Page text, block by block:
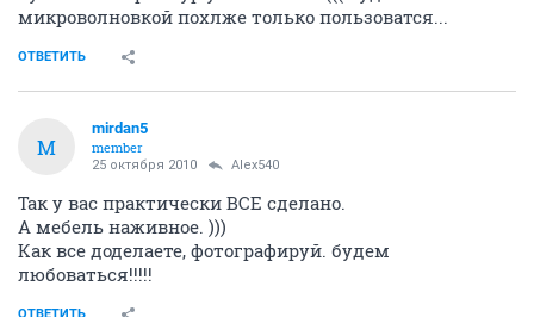
микроволновкой похлже только пользоватся...
ОТВЕТИТЬ
M
mirdan5
member
25 октября 2010 Alex540
Так у вас практически ВСЕ сделано.
А мебель наживное. )))
Как все доделаете, фотографируй. будем
любоваться!!!!!